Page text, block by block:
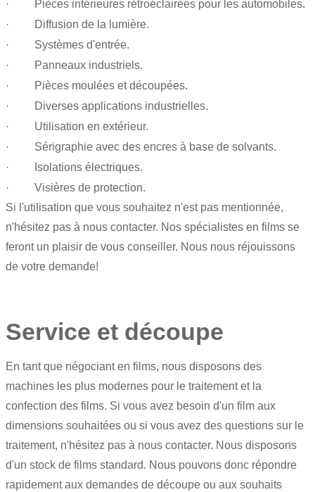
· Pièces intérieures rétroéclairées pour les automobiles.
· Diffusion de la lumière.
· Systèmes d'entrée.
· Panneaux industriels.
· Pièces moulées et découpées.
· Diverses applications industrielles.
· Utilisation en extérieur.
· Sérigraphie avec des encres à base de solvants.
· Isolations électriques.
· Visières de protection.
Si l'utilisation que vous souhaitez n'est pas mentionnée,
n'hésitez pas à nous contacter. Nos spécialistes en films se
feront un plaisir de vous conseiller. Nous nous réjouissons
de votre demande!
Service et découpe
En tant que négociant en films, nous disposons des
machines les plus modernes pour le traitement et la
confection des films. Si vous avez besoin d'un film aux
dimensions souhaitées ou si vous avez des questions sur le
traitement, n'hésitez pas à nous contacter. Nous disposons
d'un stock de films standard. Nous pouvons donc répondre
rapidement aux demandes de découpe ou aux souhaits